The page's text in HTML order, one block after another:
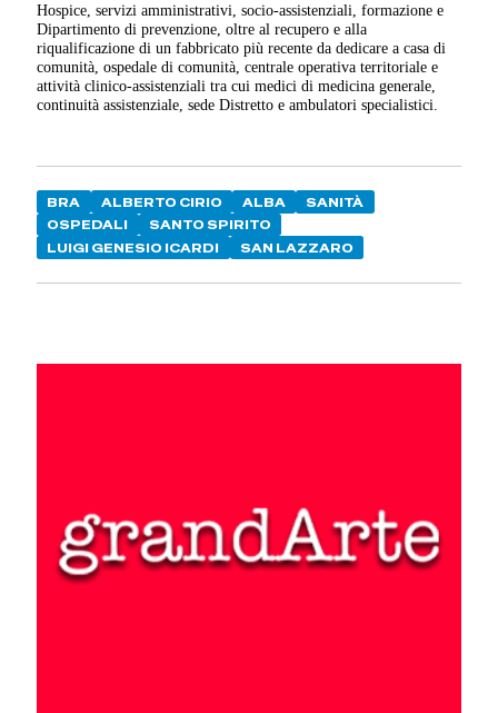
Hospice, servizi amministrativi, socio-assistenziali, formazione e
Dipartimento di prevenzione, oltre al recupero e alla
riqualificazione di un fabbricato più recente da dedicare a casa di
comunità, ospedale di comunità, centrale operativa territoriale e
attività clinico-assistenziali tra cui medici di medicina generale,
continuità assistenziale, sede Distretto e ambulatori specialistici.
BRA ALBERTO CIRIO ALBA
SANITÀ
OSPEDALI
SANTO SPIRITO
LUIGI GENESIO ICARDI
SAN LAZZARO